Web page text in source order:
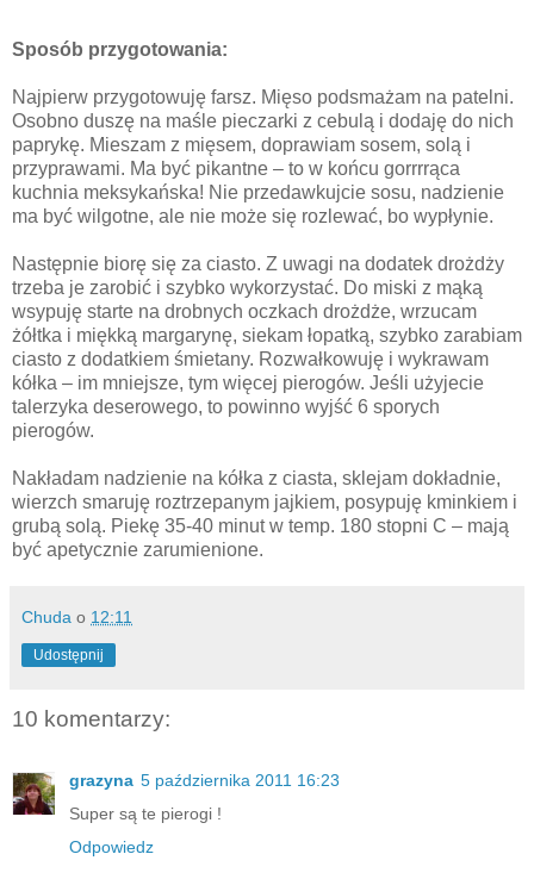
Sposób przygotowania:
Najpierw przygotowuję farsz. Mięso podsmażam na patelni.
Osobno duszę na maśle pieczarki z cebulą i dodaję do nich
paprykę. Mieszam z mięsem, doprawiam sosem, solą i
przyprawami. Ma być pikantne – to w końcu gorrrrąca
kuchnia meksykańska! Nie przedawkujcie sosu, nadzienie
ma być wilgotne, ale nie może się rozlewać, bo wypłynie.
Następnie biorę się za ciasto. Z uwagi na dodatek drożdży
trzeba je zarobić i szybko wykorzystać. Do miski z mąką
wsypuję starte na drobnych oczkach drożdże, wrzucam
żółtka i miękką margarynę, siekam łopatką, szybko zarabiam
ciasto z dodatkiem śmietany. Rozwałkowuję i wykrawam
kółka – im mniejsze, tym więcej pierogów. Jeśli użyjecie
talerzyka deserowego, to powinno wyjść 6 sporych
pierogów.
Nakładam nadzienie na kółka z ciasta, sklejam dokładnie,
wierzch smaruję roztrzepanym jajkiem, posypuję kminkiem i
grubą solą. Piekę 35-40 minut w temp. 180 stopni C – mają
być apetycznie zarumienione.
Chuda o 12:11
Udostępnij
10 komentarzy:
grazyna 5 października 2011 16:23
Super są te pierogi !
Odpowiedz